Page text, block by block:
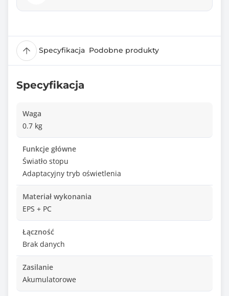
Specyfikacja Podobne produkty
Specyfikacja
Waga
0.7 kg
Funkcje główne
Światło stopu
Adaptacyjny tryb oświetlenia
Materiał wykonania
EPS + PC
Łączność
Brak danych
Zasilanie
Akumulatorowe